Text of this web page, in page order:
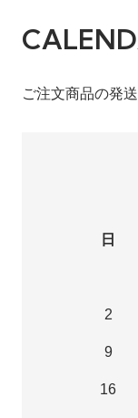
ご注文商品の発
日
2
9
16